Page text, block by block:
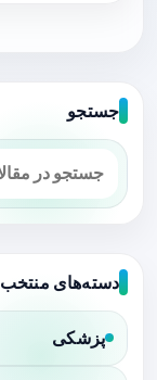
جستجو
دسته‌های منتخب
پزشکی